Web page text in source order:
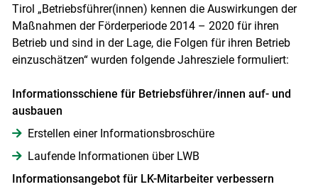
Tirol „Betriebsführer(innen) kennen die Auswirkungen der
Maßnahmen der Förderperiode 2014 – 2020 für ihren
Betrieb und sind in der Lage, die Folgen für ihren Betrieb
einzuschätzen“ wurden folgende Jahresziele formuliert:
Informationsschiene für Betriebsführer/innen auf- und
ausbauen
Erstellen einer Informationsbroschüre
Laufende Informationen über LWB
Informationsangebot für LK-Mitarbeiter verbessern